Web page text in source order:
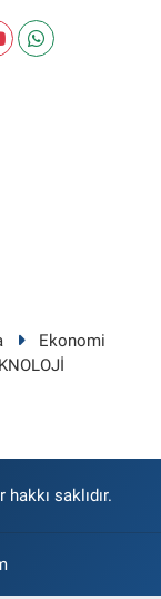
Ekonomi
saklıdır.